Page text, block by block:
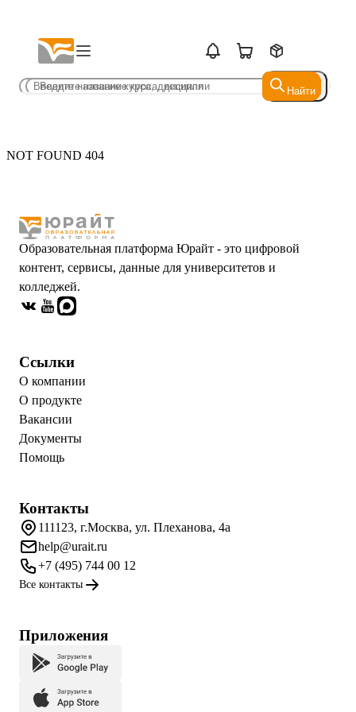
Найти
Найти
NOT FOUND 404
Образовательная платформа Юрайт - это цифровой
контент, сервисы, данные для университетов и
колледжей.
Ссылки
О компании
О продукте
Вакансии
Документы
Помощь
Контакты
111123, г.Москва, ул. Плеханова, 4а
help@urait.ru
+7 (495) 744 00 12
Все контакты
Приложения